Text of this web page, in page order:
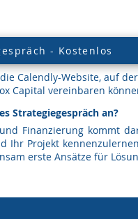
- Kostenlos
Calendly-Website, auf
Capital vereinbaren
Strategiegespräch an?
Finanzierung kommt
Ihr Projekt
erste Ansätze für